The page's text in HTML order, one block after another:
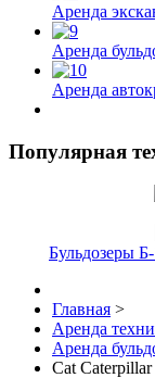
Аренда
Аренда
Аренда
Популярная
Бульдозеры
Главная >
Аренда
Аренда
Cat